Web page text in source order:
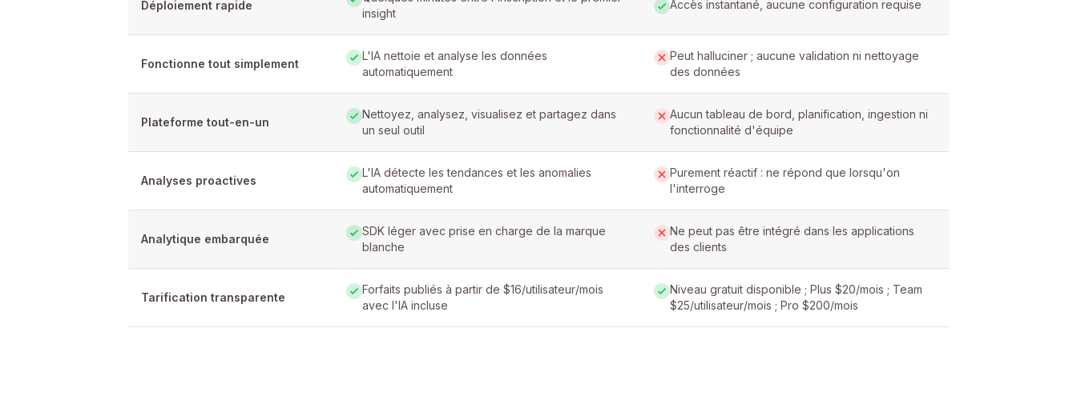
Déploiement rapide
insight
Accès instantané, aucune configuration requise
Fonctionne tout simplement
L'IA nettoie et analyse les données
automatiquement
Peut halluciner ; aucune validation ni nettoyage
des données
Plateforme tout-en-un
Nettoyez, analysez, visualisez et partagez dans
un seul outil
Aucun tableau de bord, planification, ingestion ni
fonctionnalité d'équipe
Analyses proactives
L'IA détecte les tendances et les anomalies
automatiquement
Purement réactif : ne répond que lorsqu'on
l'interroge
Analytique embarquée
SDK léger avec prise en charge de la marque
blanche
Ne peut pas être intégré dans les applications
des clients
Tarification transparente
Forfaits publiés à partir de $16/utilisateur/mois
avec l'IA incluse
Niveau gratuit disponible ; Plus $20/mois ; Team
$25/utilisateur/mois ; Pro $200/mois